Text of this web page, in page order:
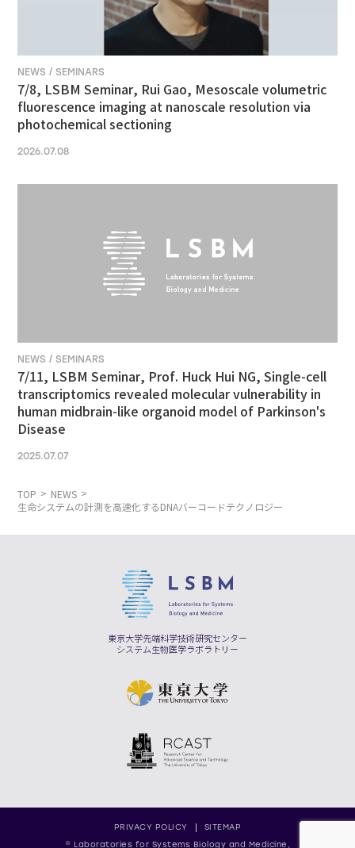
NEWS / SEMINARS
7/8, LSBM Seminar, Rui Gao, Mesoscale volumetric
fluorescence imaging at nanoscale resolution via
photochemical sectioning
2026.07.08
NEWS / SEMINARS
7/11, LSBM Seminar, Prof. Huck Hui NG, Single-cell
transcriptomics revealed molecular vulnerability in
human midbrain-like organoid model of Parkinson's
Disease
2025.07.07
TOP
NEWS
生命システムの計測を高速化するDNAバーコードテクノロジー
東京大学先端科学技術研究センター
システム生物医学ラボラトリー
PRIVACY POLICY
SITEMAP
© Laboratories for Systems Biology and Medicine,